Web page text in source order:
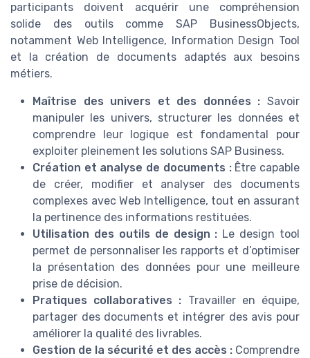
participants doivent acquérir une compréhension
solide des outils comme SAP BusinessObjects,
notamment Web Intelligence, Information Design Tool
et la création de documents adaptés aux besoins
métiers.
Maîtrise des univers et des données : Savoir
manipuler les univers, structurer les données et
comprendre leur logique est fondamental pour
exploiter pleinement les solutions SAP Business.
Création et analyse de documents :Être capable
de créer, modifier et analyser des documents
complexes avec Web Intelligence, tout en assurant
la pertinence des informations restituées.
Utilisation des outils de design : Le design tool
permet de personnaliser les rapports et d’optimiser
la présentation des données pour une meilleure
prise de décision.
Pratiques collaboratives : Travailler en équipe,
partager des documents et intégrer des avis pour
améliorer la qualité des livrables.
Gestion de la sécurité et des accès : Comprendre